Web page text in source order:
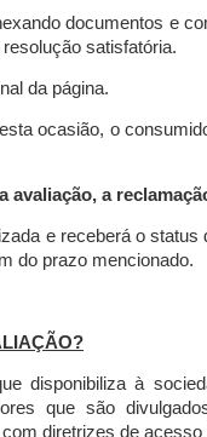
documentos e
satisfatória.
da página.
ocasião, o
a
e receberá o status
do prazo mencionado.
disponibiliza à
que são
diretrizes de